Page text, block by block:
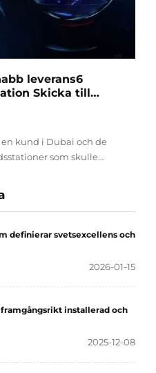
leverans6
Skicka till
kund i Dubai och de
som skulle
sina uppgifter. Efter
definierar svetsexcellens och
2026-01-15
installerad och
2025-12-08